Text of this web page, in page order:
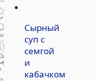
Сырный
суп с
семгой
и
кабачком